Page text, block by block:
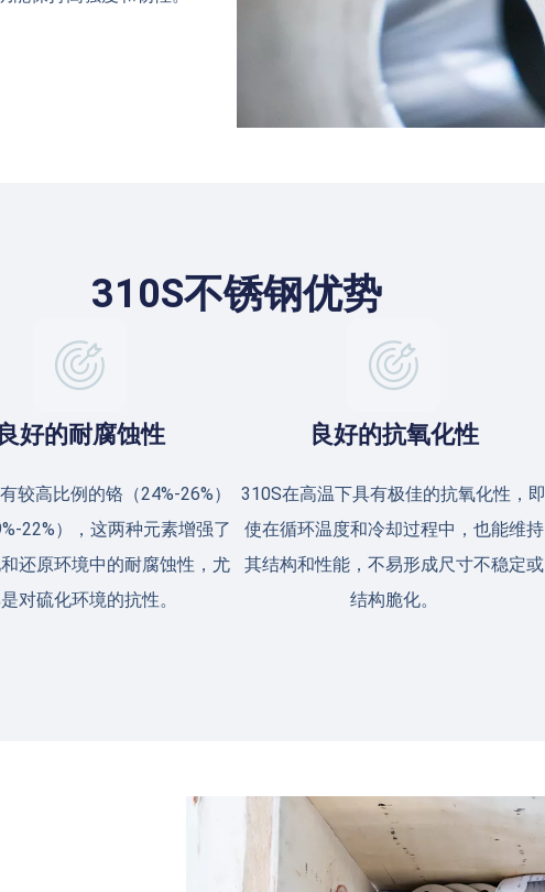
310S不锈钢优势
良好的耐腐蚀性
较高比例的铬（24%-26%）
22%），这两种元素增强了
还原环境中的耐腐蚀性，尤
对硫化环境的抗性。
良好的抗氧化性
310S在高温下具有极佳的抗氧化性，即
使在循环温度和冷却过程中，也能维持
其结构和性能，不易形成尺寸不稳定或
结构脆化。